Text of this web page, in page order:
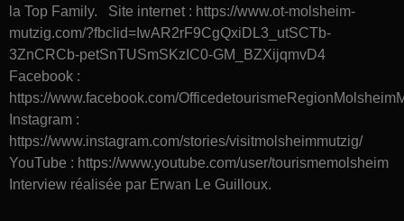
la Top Family. Site internet : https://www.ot-molsheim-
mutzig.com/?fbclid=IwAR2rF9CgQxiDL3_utSCTb-
3ZnCRCb-petSnTUSmSKzIC0-GM_BZXijqmvD4
Facebook :
https://www.facebook.com/
Instagram :
https://www.instagram.com/stories/visitmolsheimmutzig/
YouTube : https://www.youtube.com/user/tourismemolsheim
Interview réalisée par Erwan Le Guilloux.